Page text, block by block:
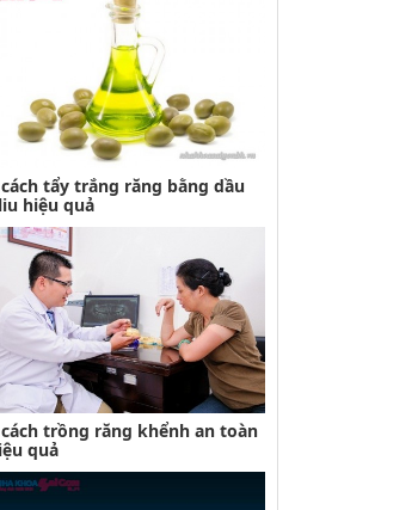
tẩy trắng răng bằng dầu
hiệu quả
trồng răng khểnh an toàn
quả